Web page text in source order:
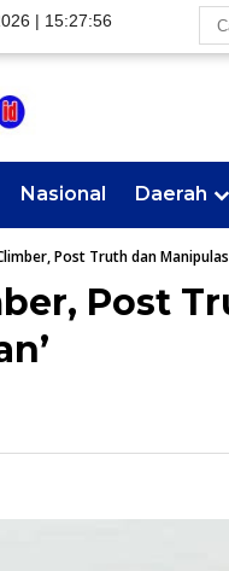
| 15:27:57
Nasional Daerah
Post Truth dan Manipulasi
Post